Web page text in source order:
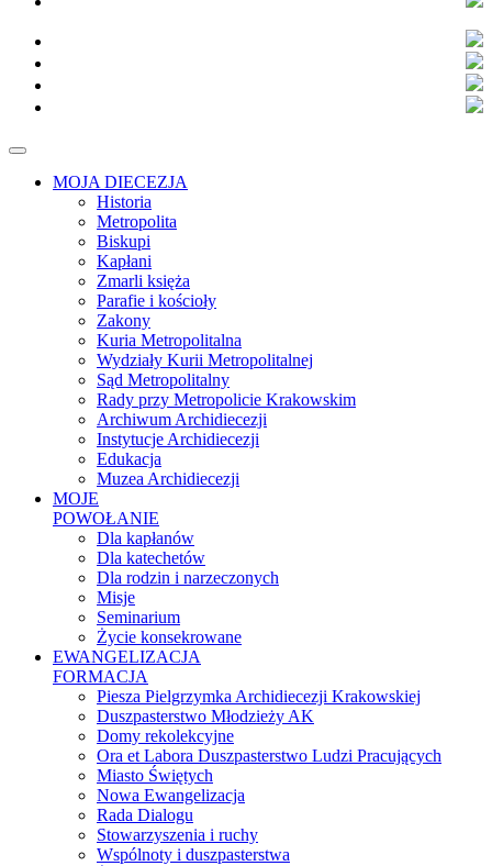
MOJA DIECEZJA
Historia
Metropolita
Biskupi
Kapłani
Zmarli księża
Parafie i kościoły
Zakony
Kuria Metropolitalna
Wydziały Kurii Metropolitalnej
Sąd Metropolitalny
Rady przy Metropolicie Krakowskim
Archiwum Archidiecezji
Instytucje Archidiecezji
Edukacja
Muzea Archidiecezji
MOJE
POWOŁANIE
Dla kapłanów
Dla katechetów
Dla rodzin i narzeczonych
Misje
Seminarium
Życie konsekrowane
EWANGELIZACJA
FORMACJA
Piesza Pielgrzymka Archidiecezji Krakowskiej
Duszpasterstwo Młodzieży AK
Domy rekolekcyjne
Ora et Labora Duszpasterstwo Ludzi Pracujących
Miasto Świętych
Nowa Ewangelizacja
Rada Dialogu
Stowarzyszenia i ruchy
Wspólnoty i duszpasterstwa